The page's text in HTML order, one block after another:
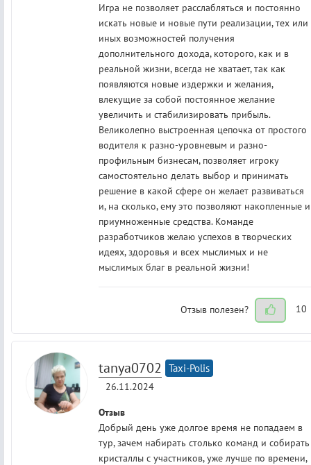
Игра не позволяет расслабляться и постоянно
искать новые и новые пути реализации, тех или
иных возможностей получения
дополнительного дохода, которого, как и в
реальной жизни, всегда не хватает, так как
появляются новые издержки и желания,
влекущие за собой постоянное желание
увеличить и стабилизировать прибыль.
Великолепно выстроенная цепочка от простого
водителя к разно-уровневым и разно-
профильным бизнесам, позволяет игроку
самостоятельно делать выбор и принимать
решение в какой сфере он желает развиваться
и, на сколько, ему это позволяют накопленные и
приумноженные средства. Команде
разработчиков желаю успехов в творческих
идеях, здоровья и всех мыслимых и не
мыслимых благ в реальной жизни!
Отзыв полезен? 10
tanya0702 Taxi-Polis
26.11.2024
Отзыв
Добрый день уже долгое время не попадаем в
тур, зачем набирать столько команд и собирать
кристаллы с участников, уже лучше по времени,